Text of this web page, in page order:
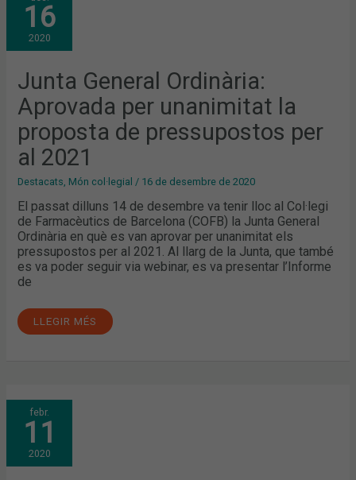
16
2020
Junta General Ordinària:
Aprovada per unanimitat la
proposta de pressupostos per
al 2021
Destacats Món col·legial / 16 de desembre de 2020
El passat dilluns 14 de desembre va tenir lloc al Col·legi
de Farmacèutics de Barcelona (COFB) la Junta General
Ordinària en què es van aprovar per unanimitat els
pressupostos per al 2021. Al llarg de la Junta, que també
es va poder seguir via webinar, es va presentar l’Informe
de
ORDINÀRIA:
APROVADA
PER
UNANIMITAT
LA
PRESSUPOSTOS
PER
AL
2021
LLEGIR MÉS
febr.
11
2020
APROVATS
PER
UNANIMITAT
PRESSUPOSTOS
PER
AL